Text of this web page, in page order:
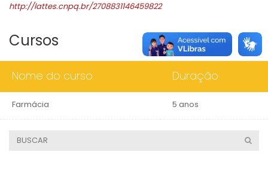
http://lattes.cnpq.br/2708831146459822
Cursos
Nome do curso Duração
Farmácia 5 anos